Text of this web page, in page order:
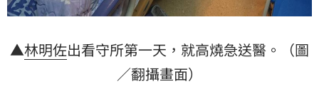
▲林明佐出看守所第一天，就高燒急送醫。（圖
／翻攝畫面）